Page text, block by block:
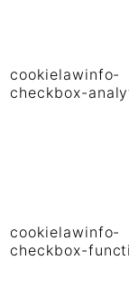
cookielawinfo-
checkbox-
cookielawinfo-
checkbox-